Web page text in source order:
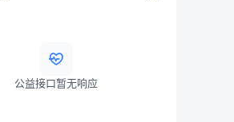
公益接口暂无响应